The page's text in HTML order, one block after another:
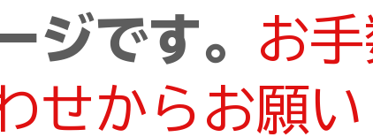
ジです。 お
せからお願い